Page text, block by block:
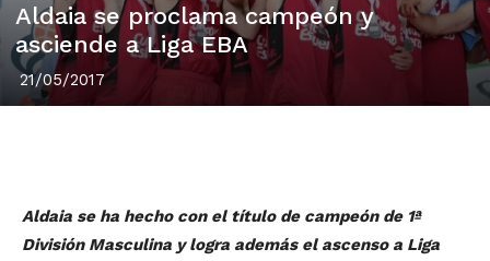
Aldaia se proclama campeón y
asciende a Liga EBA
21/05/2017
Aldaia se ha hecho con el título de campeón de 1ª
División Masculina y logra además el ascenso a Liga